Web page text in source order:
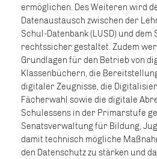
ermöglichen. Des Weiteren wird
Datenaustausch zwischen der
Schul-Datenbank (LUSD) und dem
rechtssicher gestaltet. Zudem
Grundlagen für den Betrieb von
Klassenbüchern, die
digitaler Zeugnisse, die
Fächerwahl sowie die digitale
Schulessens in der Primarstufe
Senatsverwaltung für Bildung,
damit technisch mögliche
den Datenschutz zu stärken und